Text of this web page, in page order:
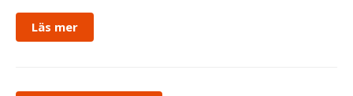
Läs mer